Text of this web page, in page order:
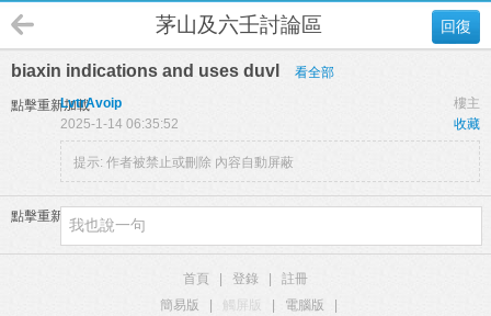
回復
茅山及六壬討論區
biaxin indications and uses duvl 看全部
點擊重新加載 樓主
LvtrAvoip
收藏
2025-1-14 06:35:52
提示: 作者被禁止或刪除 內容自動屏蔽
點擊重新加載
首頁 登錄
註冊
簡易版
觸屏版 電腦版